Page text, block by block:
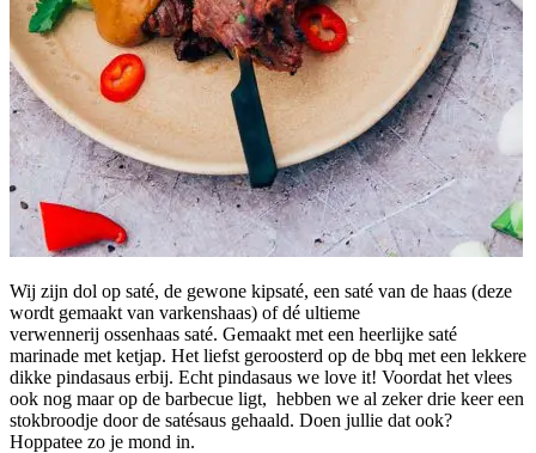
Wij zijn dol op saté, de gewone kipsaté, een saté van de haas (deze
wordt gemaakt van varkenshaas) of dé ultieme
verwennerij ossenhaas saté. Gemaakt met een heerlijke saté
marinade met ketjap. Het liefst geroosterd op de bbq met een lekkere
dikke pindasaus erbij. Echt pindasaus we love it! Voordat het vlees
ook nog maar op de barbecue ligt, hebben we al zeker drie keer een
stokbroodje door de satésaus gehaald. Doen jullie dat ook?
Hoppatee zo je mond in.